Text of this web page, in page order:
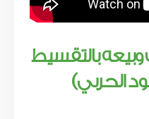
بالتقسيط
الحربي)